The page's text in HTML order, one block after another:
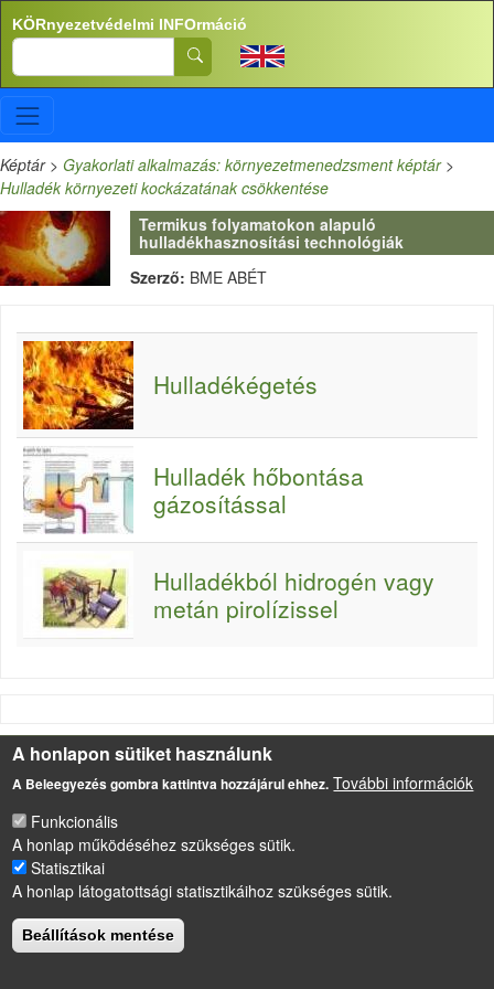
Ugrás a tartalomra
KÖRnyezetvédelmi INFOrmáció
Search
Képtár> Gyakorlati alkalmazás: környezetmenedzsment képtár>
Hulladék környezeti kockázatának csökkentése
Termikus folyamatokon alapuló
hulladékhasznosítási technológiák
Szerző: BME ABÉT
Hulladékégetés
Hulladék hőbontása
gázosítással
Hulladékból hidrogén vagy
metán pirolízissel
LÁBLÉC
Impresszum
Drupal alapú webhely
A honlapon sütiket használunk
A Beleegyezés gombra kattintva hozzájárul ehhez. További információk
Funkcionális
A honlap működéséhez szükséges sütik.
Statisztikai
A honlap látogatottsági statisztikáihoz szükséges sütik.
Beállítások mentése